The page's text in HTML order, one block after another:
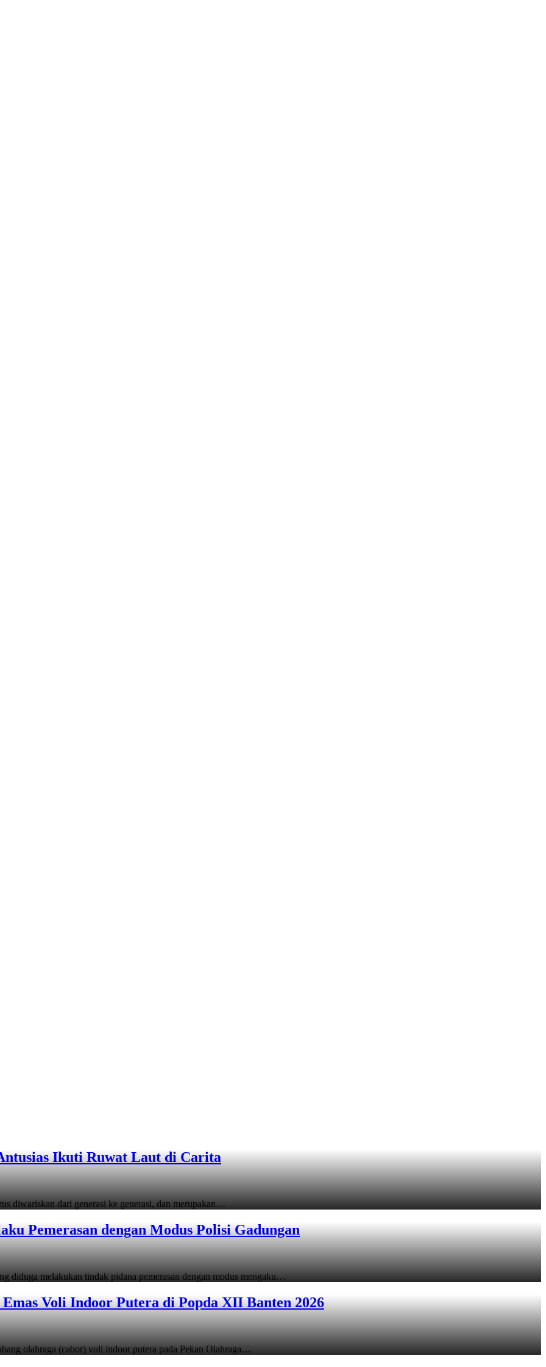
Ikuti Ruwat Laut di Carita
diwariskan dari generasi ke generasi, dan merupakan…
Pemerasan dengan Modus Polisi Gadungan
diduga melakukan tindak pidana pemerasan dengan modus mengaku…
Voli Indoor Putera di Popda XII Banten 2026
olahraga (cabor) voli indoor putera pada Pekan Olahraga…